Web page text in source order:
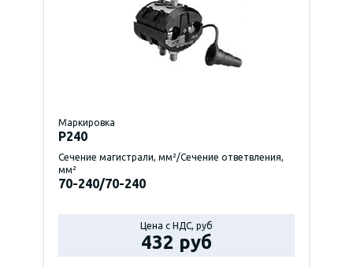
Маркировка
P240
Сечение магистрали, мм²/Сечение ответвления,
мм²
70-240/70-240
Цена с НДС, руб
432 руб